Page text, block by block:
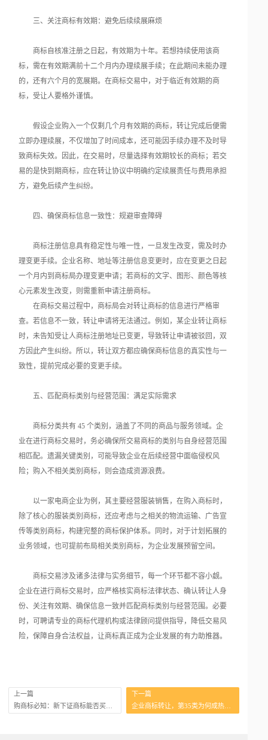
三、关注商标有效期：避免后续续展麻烦
商标自核准注册之日起，有效期为十年。若想持续使用该商
标，需在有效期满前十二个月内办理续展手续；在此期间未能办理
的，还有六个月的宽展期。在商标交易中，对于临近有效期的商
标，受让人要格外谨慎。
假设企业购入一个仅剩几个月有效期的商标，转让完成后便需
立即办理续展，不仅增加了时间成本，还可能因手续办理不及时导
致商标失效。因此，在交易时，尽量选择有效期较长的商标；若交
易的是快到期商标，应在转让协议中明确约定续展责任与费用承担
方，避免后续产生纠纷。
四、确保商标信息一致性：规避审查障碍
商标注册信息具有稳定性与唯一性，一旦发生改变，需及时办
理变更手续。企业名称、地址等注册信息变更时，应在变更之日起
一个月内到商标局办理变更申请；若商标的文字、图形、颜色等核
心元素发生改变，则需重新申请注册商标。
在商标交易过程中，商标局会对转让商标的信息进行严格审
查。若信息不一致，转让申请将无法通过。例如，某企业转让商标
时，未告知受让人商标注册地址已变更，导致转让申请被驳回，双
方因此产生纠纷。所以，转让双方都应确保商标信息的真实性与一
致性，提前完成必要的变更手续。
五、匹配商标类别与经营范围：满足实际需求
商标分类共有 45 个类别，涵盖了不同的商品与服务领域。企
业在进行商标交易时，务必确保所交易商标的类别与自身经营范围
相匹配。遗漏关键类别，可能导致企业在后续经营中面临侵权风
险；购入不相关类别商标，则会造成资源浪费。
以一家电商企业为例，其主要经营服装销售，在购入商标时，
除了核心的服装类别商标，还应考虑与之相关的物流运输、广告宣
传等类别商标，构建完整的商标保护体系。同时，对于计划拓展的
业务领域，也可提前布局相关类别商标，为企业发展预留空间。
商标交易涉及诸多法律与实务细节，每一个环节都不容小觑。
企业在进行商标交易时，应严格核实商标法律状态、确认转让人身
份、关注有效期、确保信息一致并匹配商标类别与经营范围。必要
时，可聘请专业的商标代理机构或法律顾问提供指导，降低交易风
险，保障自身合法权益，让商标真正成为企业发展的有力助推器。
上一篇
下一篇
企业商标转让，第35类为何成热门之选？